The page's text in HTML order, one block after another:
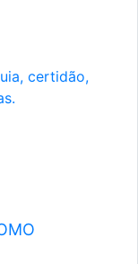
certidão,